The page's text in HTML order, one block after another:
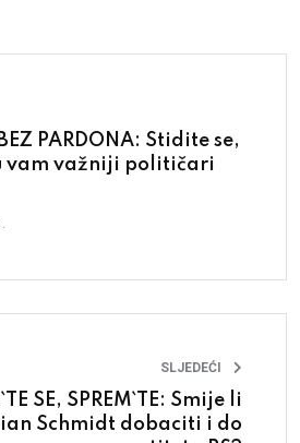
PARDONA: Stidite se,
vam važniji političari
SLJEDEĆI
SE, SPREM`TE: Smije li
Schmidt dobaciti i do